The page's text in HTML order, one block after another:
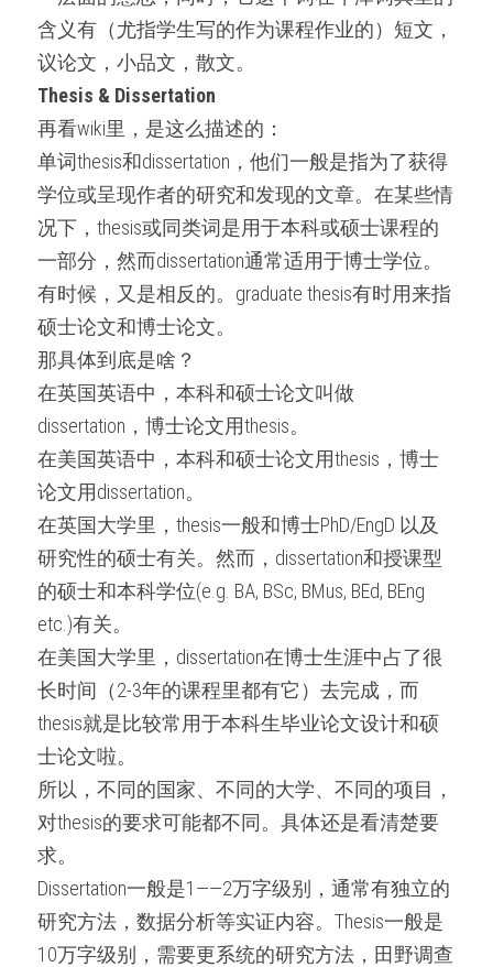
含义有（尤指学生写的作为课程作业的）短文，
议论文，小品文，散文。
Thesis & Dissertation
再看wiki里，是这么描述的：
单词thesis和dissertation，他们一般是指为了获得
学位或呈现作者的研究和发现的文章。在某些情
况下，thesis或同类词是用于本科或硕士课程的
一部分，然而dissertation通常适用于博士学位。
有时候，又是相反的。graduate thesis有时用来指
硕士论文和博士论文。
那具体到底是啥？
在英国英语中，本科和硕士论文叫做
dissertation，博士论文用thesis。
在美国英语中，本科和硕士论文用thesis，博士
论文用dissertation。
在英国大学里，thesis一般和博士PhD/EngD 以及
研究性的硕士有关。然而，dissertation和授课型
的硕士和本科学位(e.g. BA, BSc, BMus, BEd, BEng
etc.)有关。
在美国大学里，dissertation在博士生涯中占了很
长时间（2-3年的课程里都有它）去完成，而
thesis就是比较常用于本科生毕业论文设计和硕
士论文啦。
所以，不同的国家、不同的大学、不同的项目，
对thesis的要求可能都不同。具体还是看清楚要
求。
Dissertation一般是1——2万字级别，通常有独立的
研究方法，数据分析等实证内容。Thesis一般是
10万字级别，需要更系统的研究方法，田野调查